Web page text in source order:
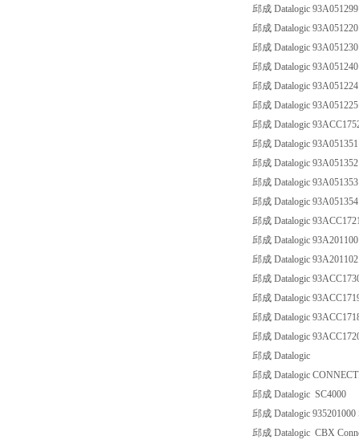
邱成 Datalogic
邱成 Datalogic
邱成 Datalogic
邱成 Datalogic
邱成 Datalogic
邱成 Datalogic
邱成 Datalogic
邱成 Datalogic
邱成 Datalogic
邱成 Datalogic
邱成 Datalogic
邱成 Datalogic
邱成 Datalogic
邱成 Datalogic
邱成 Datalogic
邱成 Datalogic
邱成 Datalogic
邱成 Datalogic
邱成 Datalogic
邱成 Datalogic
邱成 Datalogic SC4000
邱成 Datalogic
邱成 Datalogic CBX